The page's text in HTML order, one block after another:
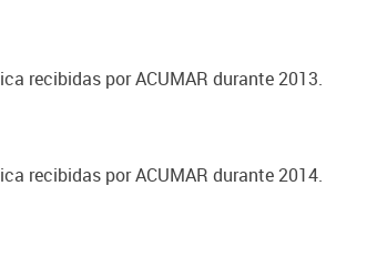
recibidas por ACUMAR durante 2013.
recibidas por ACUMAR durante 2014.